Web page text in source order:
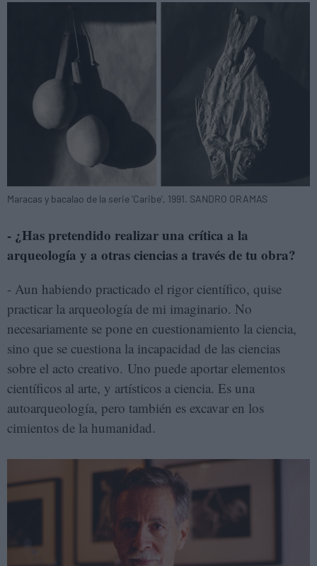
Maracas y bacalao de la serie 'Caribe', 1991. SANDRO ORAMAS
- ¿Has pretendido realizar una crítica a la
arqueología y a otras ciencias a través de tu obra?
- Aun habiendo practicado el rigor científico, quise
practicar la arqueología de mi imaginario. No
necesariamente se pone en cuestionamiento la ciencia,
sino que se cuestiona la incapacidad de las ciencias
sobre el acto creativo. Uno puede aportar elementos
científicos al arte, y artísticos a ciencia. Es una
autoarqueología, pero también es excavar en los
cimientos de la humanidad.